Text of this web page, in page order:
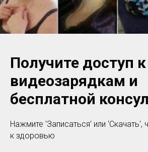
Получите доступ
видеозарядкам и
бесплатной
Нажмите 'Записаться' или 'Скачать',
к здоровью